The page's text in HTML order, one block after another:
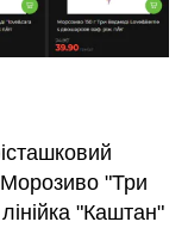
Морозиво "Три
"Каштан"